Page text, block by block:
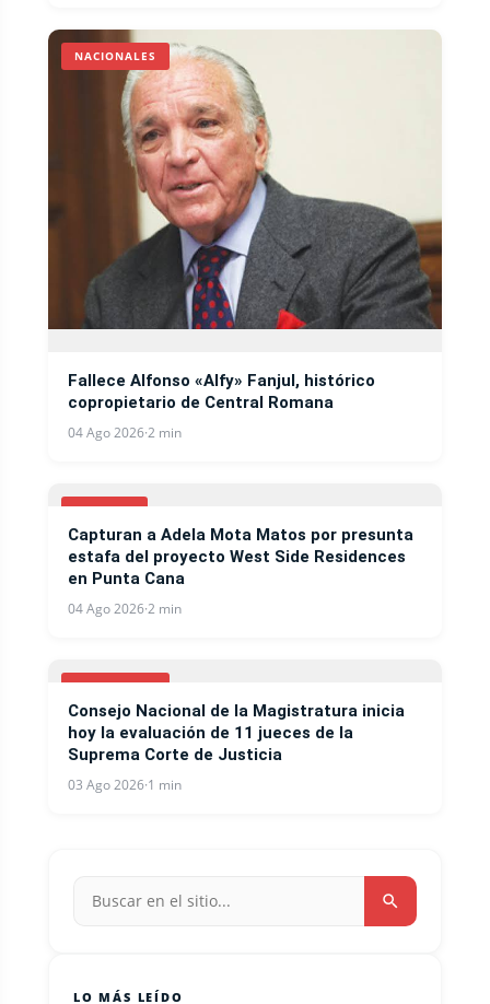
NACIONALES
Fallece Alfonso «Alfy» Fanjul, histórico
copropietario de Central Romana
04 Ago 2026·2 min
NOTICIAS
Capturan a Adela Mota Matos por presunta
estafa del proyecto West Side Residences
en Punta Cana
04 Ago 2026·2 min
NACIONALES
Consejo Nacional de la Magistratura inicia
hoy la evaluación de 11 jueces de la
Suprema Corte de Justicia
03 Ago 2026·1 min
LO MÁS LEÍDO